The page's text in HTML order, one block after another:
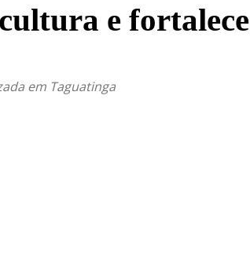
e fortalece
em Taguatinga